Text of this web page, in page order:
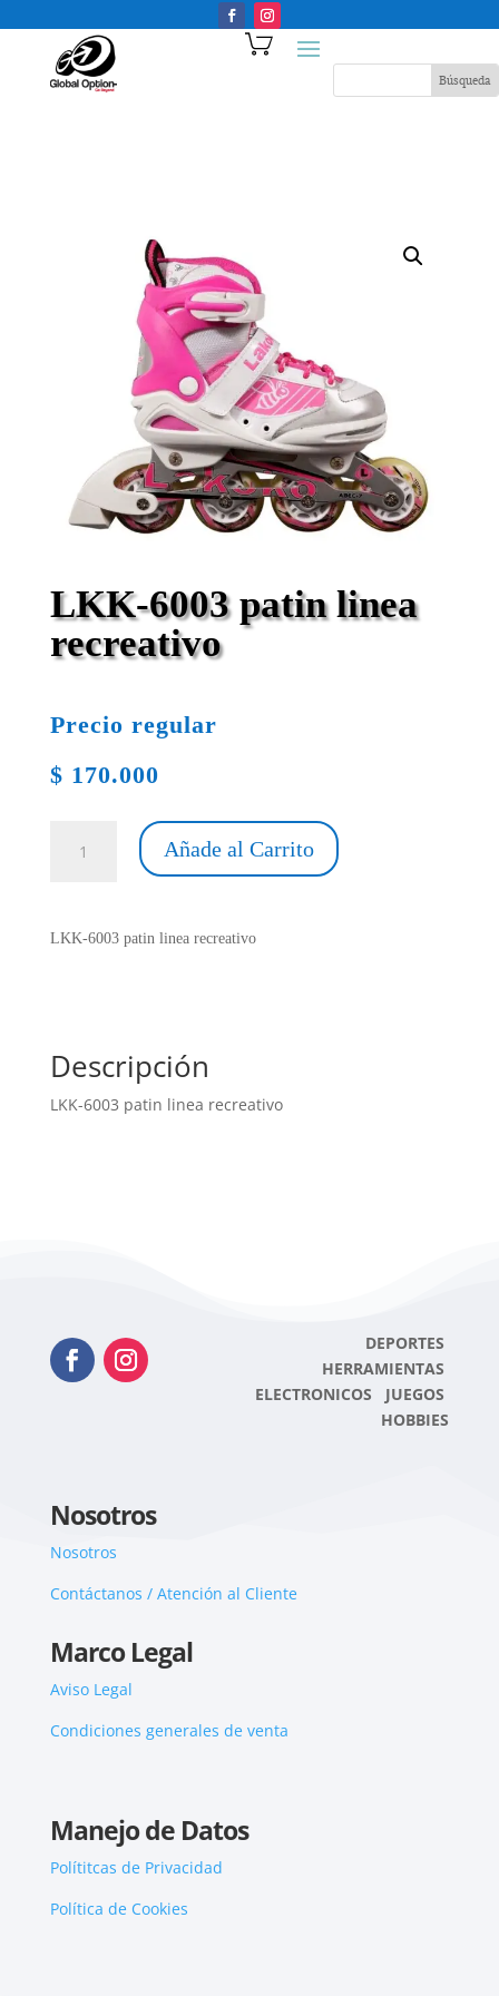
LKK-6003 patin linea
recreativo
Precio regular
$ 170.000
6003
recreativo
Añade al Carrito
LKK-6003 patin linea recreativo
Descripción
LKK-6003 patin linea recreativo
DEPORTES
HERRAMIENTAS
ELECTRONICOS JUEGOS
HOBBIES
Nosotros
Nosotros
Contáctanos / Atención al Cliente
Marco Legal
Aviso Legal
Condiciones generales de venta
Manejo de Datos
Polítitcas de Privacidad
Política de Cookies